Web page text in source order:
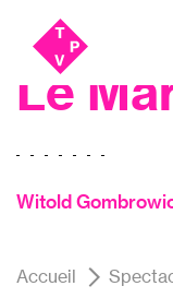
Aller
au
menu
Aller au
contenu
Festival SPOT
Le
Witold
Accueil